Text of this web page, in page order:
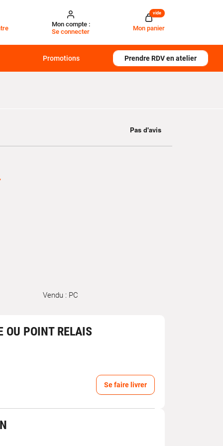
Mon compte :
Se connecter
Mon panier
vide
Promotions Prendre RDV en atelier
Vendu : PC
OU POINT RELAIS
Se faire livrer